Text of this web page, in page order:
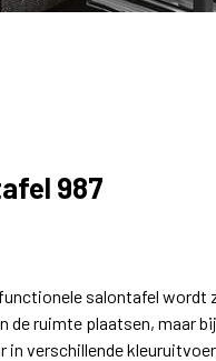
987
salontafel wordt
de ruimte plaatsen, maar
in verschillende